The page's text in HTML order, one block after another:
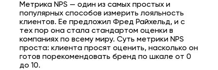
Метрика NPS — один из самых простых и
популярных способов измерить лояльность
клиентов. Ее предложил Фред Райхельд, и с
тех пор она стала стандартом оценки в
компаниях по всему миру. Суть метрики NPS
проста: клиента просят оценить, насколько он
готов порекомендовать бренд по шкале от 0
до 10.